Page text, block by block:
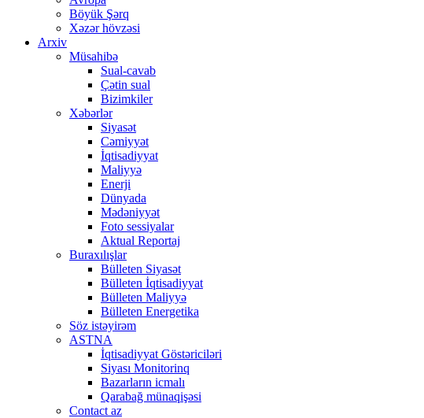
Böyük Şərq
Xəzər hövzəsi
Arxiv
Müsahibə
Sual-cavab
Çətin sual
Bizimkiler
Xəbərlər
Siyasət
Cəmiyyət
İqtisadiyyat
Maliyyə
Enerji
Dünyada
Mədəniyyət
Foto sessiyalar
Aktual Reportaj
Buraxılışlar
Bülleten Siyasət
Bülleten İqtisadiyyat
Bülleten Maliyyə
Bülleten Energetika
Söz istəyirəm
ASTNA
İqtisadiyyat Göstəriciləri
Siyası Monitorinq
Bazarların icmalı
Qarabağ münaqişəsi
Contact az